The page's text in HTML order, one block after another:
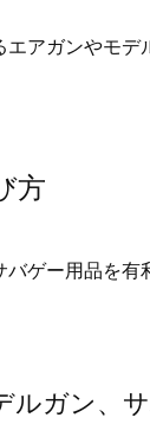
アガンやモ
方
ゲー用品を
ルガン、